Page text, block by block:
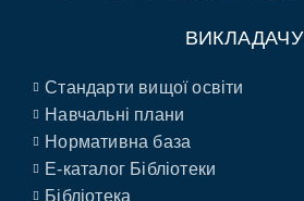
ВИКЛАДАЧУ
Стандарти вищої освіти
Навчальні плани
Нормативна база
E-каталог Бібліотеки
Бібліотека